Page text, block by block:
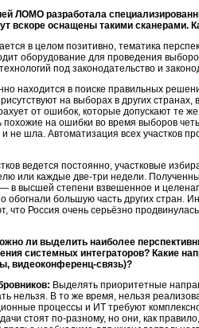
ЛОМО разработала
вскоре оснащены такими сканерами.
в целом позитивно, тематика
оборудование для проведения
под законодательство и
находится в поиске правильных
на выборах в других
от ошибок, которые допускают те
на ошибки во время выборов
не шла. Автоматизация всех участков
ведется постоянно, участковые
или каждые две-три недели.
в высшей степени взвешенное и
большую часть других стран.
что Россия очень серьёзно
ли выделить наиболее
системных интеграторов? Какие
видеоконференц-связь)?
Выделять приоритетные
нельзя. В то же время, нельзя
процессы и ИТ требуют
стоят по-разному, но они, как